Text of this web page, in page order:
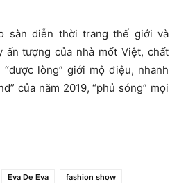
sàn diễn thời trang thế giới và
ấn tượng của nhà mốt Việt, chất
lòng” giới mộ điệu, nhanh
của năm 2019, “phủ sóng” mọi
Eva De Eva
fashion show